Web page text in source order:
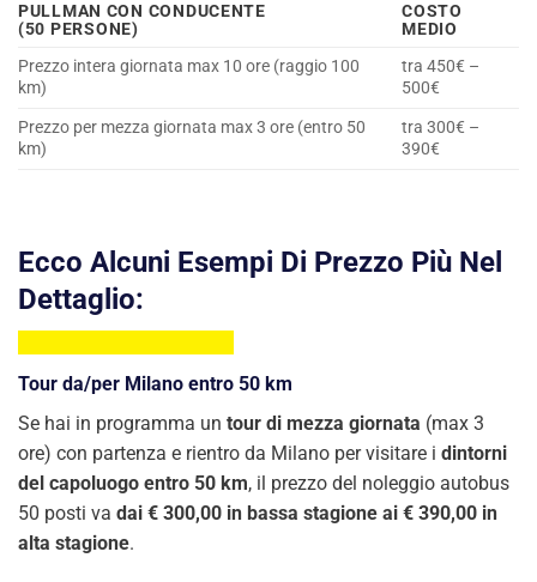
PULLMAN CON CONDUCENTE
(50 PERSONE)
COSTO
MEDIO
Prezzo intera giornata max 10 ore (raggio 100
km)
tra 450€ –
500€
Prezzo per mezza giornata max 3 ore (entro 50
km)
tra 300€ –
390€
Ecco Alcuni Esempi Di Prezzo Più Nel
Dettaglio:
Tour da/per Milano entro 50 km
Se hai in programma un tour di mezza giornata (max 3
ore) con partenza e rientro da Milano per visitare i dintorni
del capoluogo entro 50 km, il prezzo del noleggio autobus
50 posti va dai € 300,00 in bassa stagione ai € 390,00 in
alta stagione.